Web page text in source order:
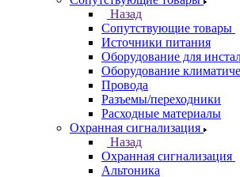
Назад
Сопутствующие товары
Источники питания
Оборудование для
Оборудование
Провода
Разъемы/переходники
Расходные материалы
Охранная сигнализация
Назад
Охранная сигнализация
Альтоника